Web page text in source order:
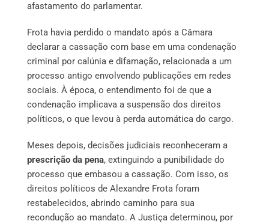
afastamento do parlamentar.
Frota havia perdido o mandato após a Câmara
declarar a cassação com base em uma condenação
criminal por calúnia e difamação, relacionada a um
processo antigo envolvendo publicações em redes
sociais. À época, o entendimento foi de que a
condenação implicava a suspensão dos direitos
políticos, o que levou à perda automática do cargo.
Meses depois, decisões judiciais reconheceram a
prescrição da pena, extinguindo a punibilidade do
processo que embasou a cassação. Com isso, os
direitos políticos de Alexandre Frota foram
restabelecidos, abrindo caminho para sua
recondução ao mandato. A Justiça determinou, por